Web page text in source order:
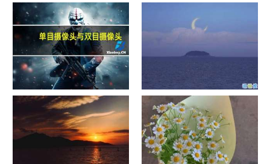
单目摄像头与双目摄像头
晚安励志语录带图片 晚安心语
励志鸡汤